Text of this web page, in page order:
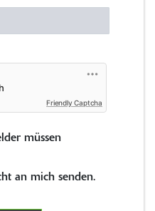
Friendly Captcha
müssen
an mich senden.